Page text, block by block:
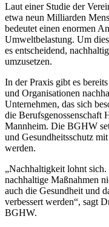
Laut einer Studie der
etwa neun Milliarden
bedeutet einen enormen
Umweltbelastung. Um
es entscheidend,
umzusetzen.
In der Praxis gibt es
und Organisationen
Unternehmen, das sich
die
Mannheim. Die BGHW
und Gesundheitsschutz
werden.
„Nachhaltigkeit lohnt
nachhaltige Maßnahmen
auch die Gesundheit und
verbessert werden“, sagt
BGHW.